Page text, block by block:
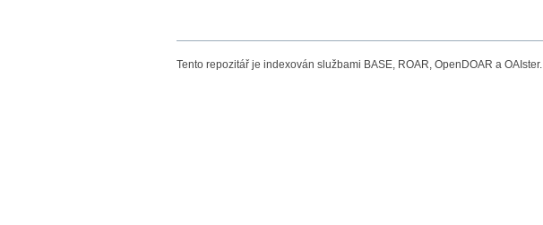
Tento repozitář je indexován službami BASE, ROAR, OpenDOAR a OAIster.